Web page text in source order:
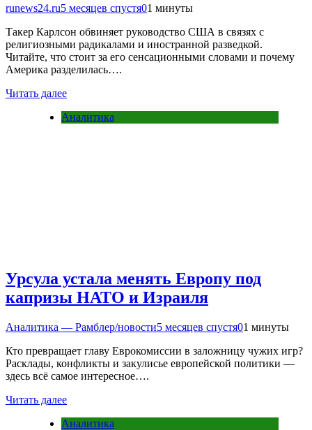
runews24.ru5 месяцев спустя01 минуты
Такер Карлсон обвиняет руководство США в связях с
религиозными радикалами и иностранной разведкой.
Читайте, что стоит за его сенсационными словами и почему
Америка разделилась….
Читать далее
Аналитика
Урсула устала менять Европу под
капризы НАТО и Израиля
Аналитика — Рамблер/новости5 месяцев спустя01 минуты
Кто превращает главу Еврокомиссии в заложницу чужих игр?
Расклады, конфликты и закулисье европейской политики —
здесь всё самое интересное….
Читать далее
Аналитика